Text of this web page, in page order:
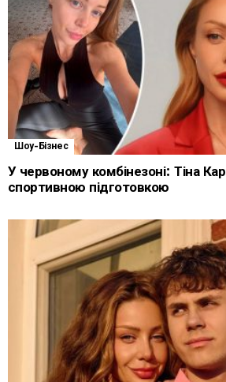
Шоу-Бізнес
У червоному комбінезоні: Тіна
спортивною підготовкою